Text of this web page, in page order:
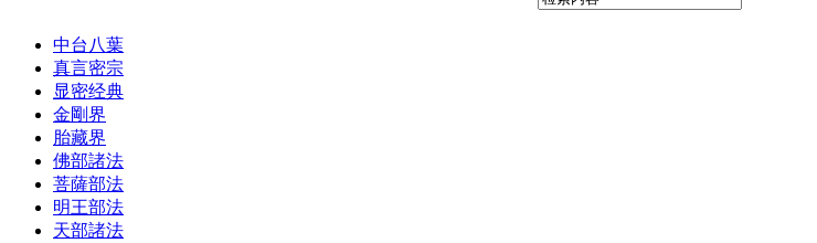
中台八葉
真言密宗
显密经典
金剛界
胎藏界
佛部諸法
菩薩部法
明王部法
天部諸法